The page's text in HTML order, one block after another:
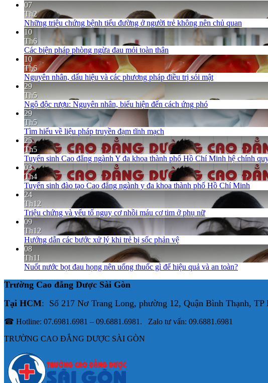
07
Th2
Những triệu chứng bệnh tiểu đường ở người trẻ không nên chủ quan
10
Th6
Các biện pháp phòng ngừa đau mỏi toàn thân
10
Th6
Nguyên nhân, dấu hiệu và các phương pháp điều trị sỏi mật
29
Th5
Ngộ độc rượu: Nguyên nhân, biểu hiện đến cách ứng phó
29
Th5
Tìm hiểu về liệu pháp truyền đạm tĩnh mạch
25
Th5
Tuyển sinh Cao đẳng ngành Y đa khoa thành phố Hồ Chí Minh hệ chính
03
Th4
Tuyển sinh đào tạo Cao đẳng ngành y đa khoa thành phố Hồ Chí Minh
24
Th12
Triệu chứng và yếu tố nguy cơ nhồi máu cơ tim ở phụ nữ
09
Th12
Hướng dẫn các bước xử lý khi trẻ bị sốc phản vệ
08
Th11
Nuốt nước bọt đau họng nên uống thuốc gì để hiệu quả và an toàn?
Trường Cao đẳng Dược Sài Gòn
Tại HCM: Số 217 Nơ Trang Long, phường 12, Quận Bình Thạnh,
☎ Hotline: 07.6981.6981 – 09.6881.6981. Zalo tư vấn: 09.6881.6981
TRƯỜNG CAO ĐẲNG DƯỢC SÀI GÒN